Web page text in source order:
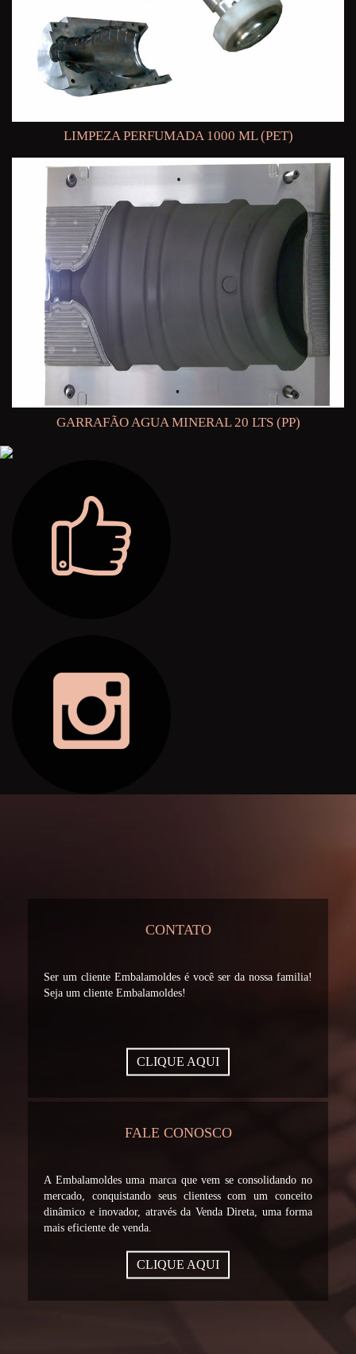
LIMPEZA PERFUMADA 1000 ML (PET)
GARRAFÃO AGUA MINERAL 20 LTS (PP)
CONTATO
Ser um cliente Embalamoldes é você ser da nossa familia!
Seja um cliente Embalamoldes!
CLIQUE AQUI
FALE CONOSCO
A Embalamoldes uma marca que vem se consolidando no
mercado, conquistando seus clientess com um conceito
dinâmico e inovador, através da Venda Direta, uma forma
mais eficiente de venda.
CLIQUE AQUI